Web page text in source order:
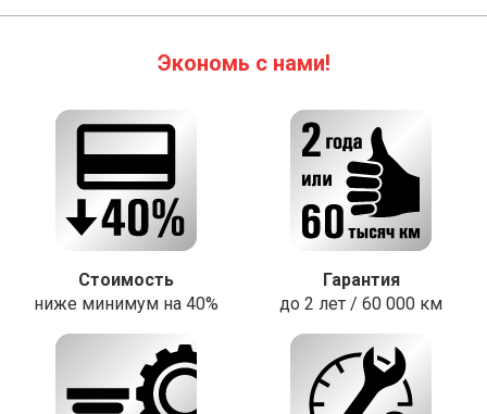
Экономь с нами!
Стоимость
ниже минимум на 40%
Гарантия
до 2 лет / 60 000 км